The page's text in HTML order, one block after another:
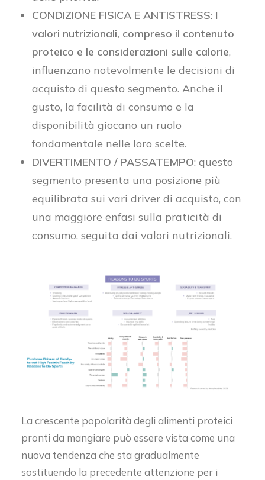
CONDIZIONE FISICA E ANTISTRESS: I
valori nutrizionali, compreso il contenuto
proteico e le considerazioni sulle calorie,
influenzano notevolmente le decisioni di
acquisto di questo segmento. Anche il
gusto, la facilità di consumo e la
disponibilità giocano un ruolo
fondamentale nelle loro scelte.
DIVERTIMENTO / PASSATEMPO: questo
segmento presenta una posizione più
equilibrata sui vari driver di acquisto, con
una maggiore enfasi sulla praticità di
consumo, seguita dai valori nutrizionali.
La crescente popolarità degli alimenti proteici
pronti da mangiare può essere vista come una
nuova tendenza che sta gradualmente
sostituendo la precedente attenzione per i